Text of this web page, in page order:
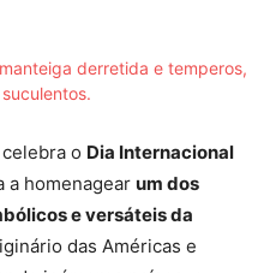
o Dia Internacional
a homenagear um dos
e versáteis da
das Américas e